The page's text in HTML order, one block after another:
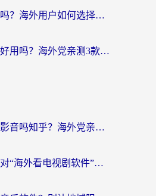
迅游和银河好用吗？海外用户如何选择回国加速器实现无缝访问国内资源
穿梭和奇游手游好用吗？海外党亲测3款回国加速器，附蜜蜂加速器七天试用攻略
国外可以看央视影音吗知乎？海外党亲测有效的回国加速方案
海外党必看：选对“海外看电视剧软件”，再也不用愁国内剧刷不了